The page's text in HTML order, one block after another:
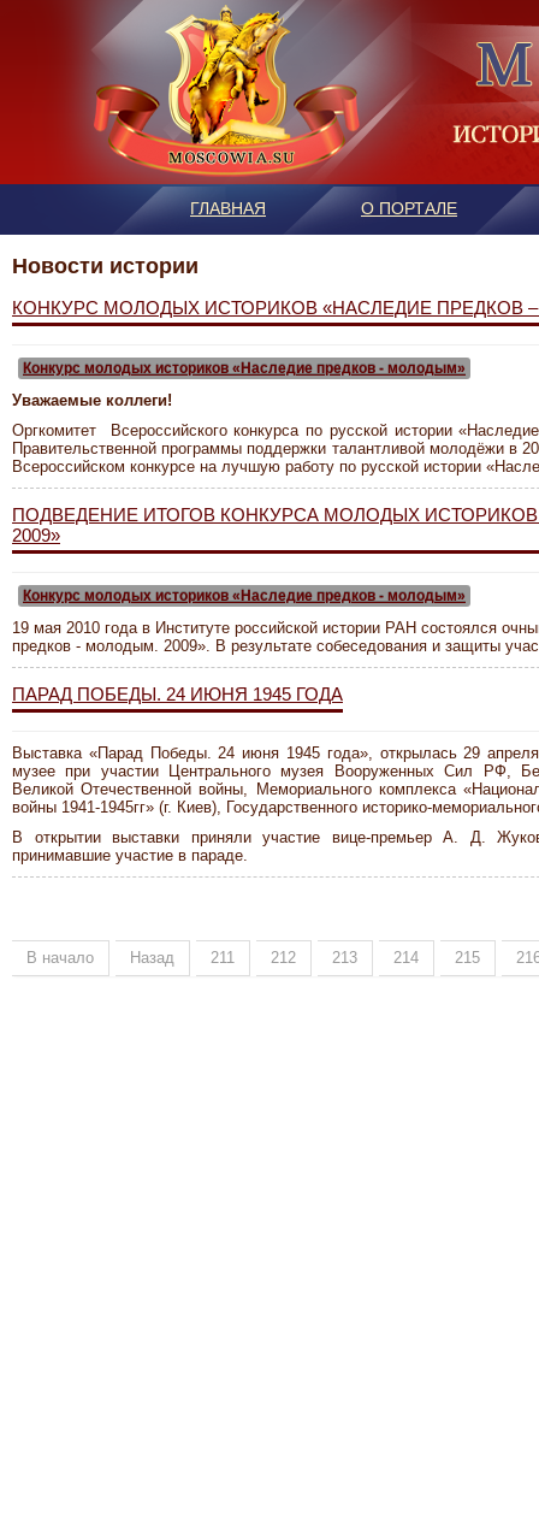
ГЛАВНАЯ О ПОРТАЛЕ
Новости истории
КОНКУРС МОЛОДЫХ ИСТОРИКОВ «НАСЛЕДИЕ ПРЕДКОВ
Конкурс молодых историков «Наследие предков - молодым»
Уважаемые коллеги!
Оргкомитет Всероссийского конкурса по русской истории
Правительственной программы поддержки талантливой молодёжи в
Всероссийском конкурсе на лучшую работу по русской истории
ПОДВЕДЕНИЕ ИТОГОВ КОНКУРСА МОЛОДЫХ
2009»
Конкурс молодых историков «Наследие предков - молодым»
19 мая 2010 года в Институте российской истории РАН состоялся
предков - молодым. 2009». В результате собеседования и защиты
ПАРАД ПОБЕДЫ. 24 ИЮНЯ 1945 ГОДА
Выставка «Парад Победы. 24 июня 1945 года», открылась 29
музее при участии Центрального музея Вооруженных Сил РФ,
Великой Отечественной войны, Мемориального комплекса
войны 1941-1945гг» (г. Киев), Государственного историко-
В открытии выставки приняли участие вице-премьер А. Д.
принимавшие участие в параде.
В начало Назад 211 212 213 214 215